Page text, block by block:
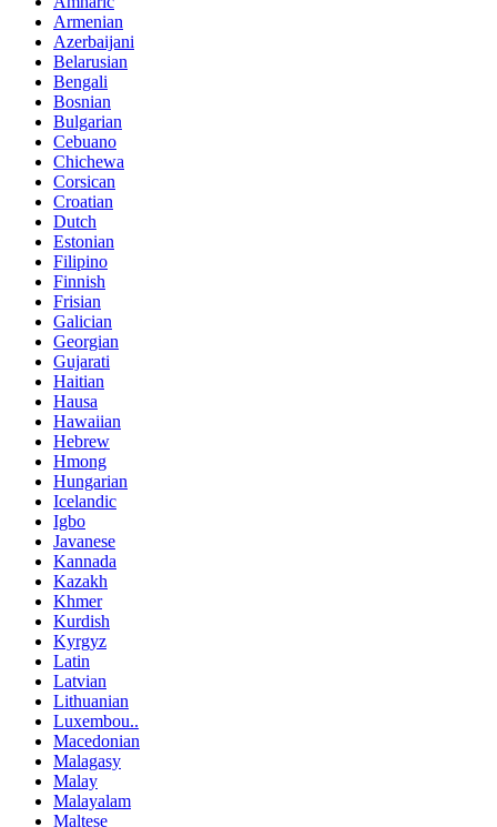
Armenian
Azerbaijani
Belarusian
Bengali
Bosnian
Bulgarian
Cebuano
Chichewa
Corsican
Croatian
Dutch
Estonian
Filipino
Finnish
Frisian
Galician
Georgian
Gujarati
Haitian
Hausa
Hawaiian
Hebrew
Hmong
Hungarian
Icelandic
Igbo
Javanese
Kannada
Kazakh
Khmer
Kurdish
Kyrgyz
Latin
Latvian
Lithuanian
Luxembou..
Macedonian
Malagasy
Malay
Malayalam
Maltese